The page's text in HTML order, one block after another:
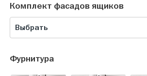
Комплект фасадов ящиков
Выбрать
Фурнитура